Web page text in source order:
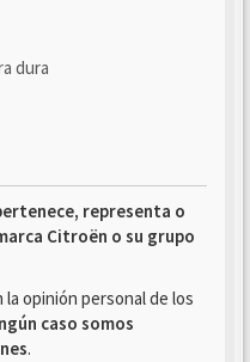
dura
representa o
Citroën o su grupo
opinión personal de los
caso somos
.